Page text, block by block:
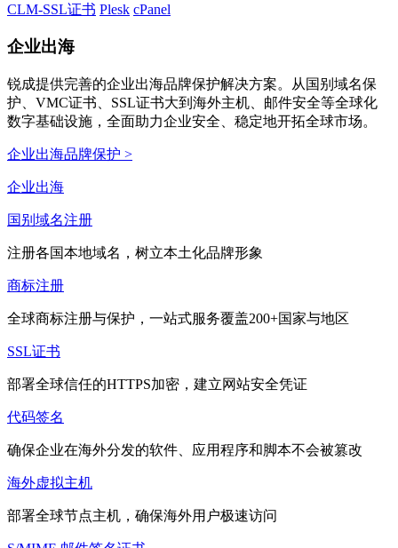
CLM-SSL证书 Plesk cPanel
企业出海
锐成提供完善的企业出海品牌保护解决方案。从国别域名保
护、VMC证书、SSL证书大到海外主机、邮件安全等全球化
数字基础设施，全面助力企业安全、稳定地开拓全球市场。
企业出海品牌保护 >
企业出海
国别域名注册
注册各国本地域名，树立本土化品牌形象
商标注册
全球商标注册与保护，一站式服务覆盖200+国家与地区
SSL证书
部署全球信任的HTTPS加密，建立网站安全凭证
代码签名
确保企业在海外分发的软件、应用程序和脚本不会被篡改
海外虚拟主机
部署全球节点主机，确保海外用户极速访问